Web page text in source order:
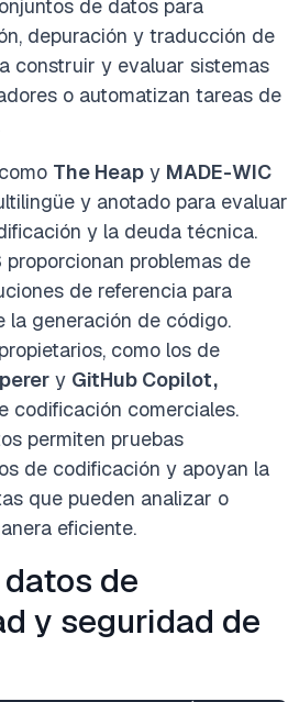
de datos para
depuración y traducción de
construir y evaluar sistemas
o automatizan tareas de
The Heap y MADE-WIC
y anotado para evaluar
y la deuda técnica.
proporcionan problemas de
de referencia para
la generación de código.
, como los de
y GitHub Copilot,
codificación comerciales.
permiten pruebas
de codificación y apoyan la
que pueden analizar o
eficiente.
de
y seguridad de